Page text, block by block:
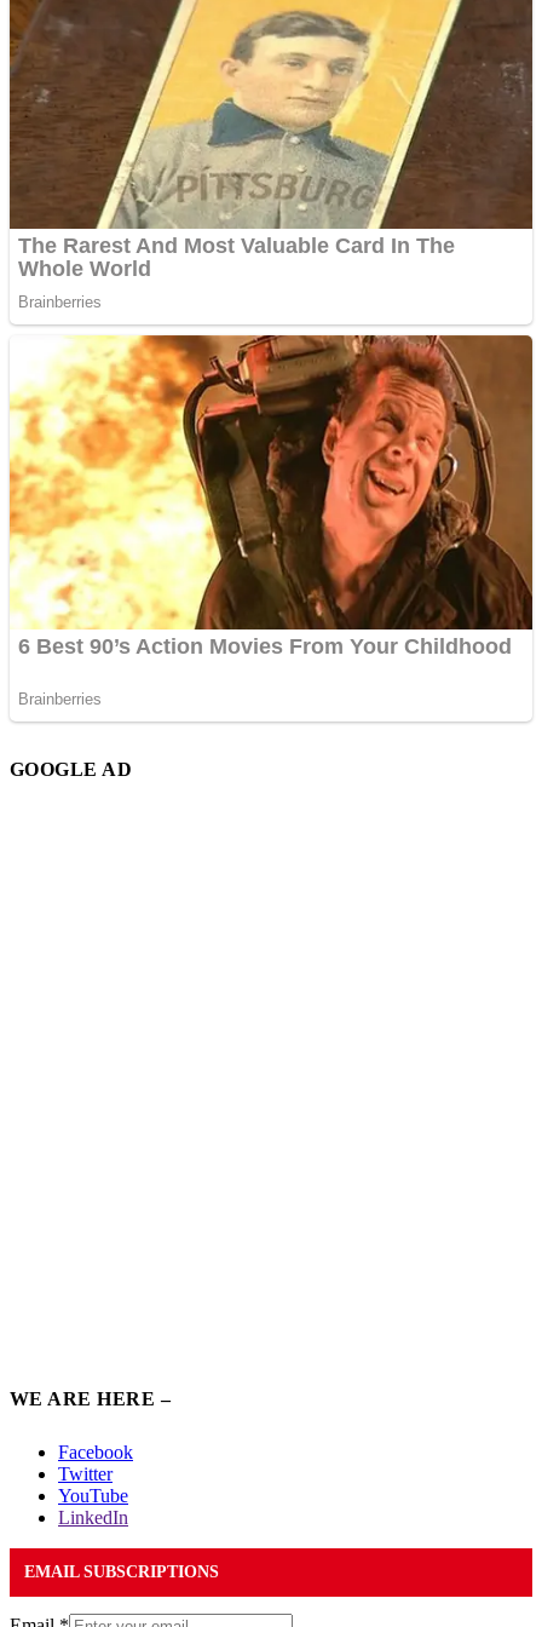
GOOGLE AD
WE ARE HERE –
Facebook
Twitter
YouTube
LinkedIn
EMAIL SUBSCRIPTIONS